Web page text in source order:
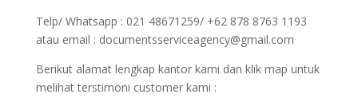
Telp/ Whatsapp : 021 48671259/ +62 878 8763 1193
atau email : documentsserviceagency@gmail.com
Berikut alamat lengkap kantor kami dan klik map untuk
melihat terstimoni customer kami :